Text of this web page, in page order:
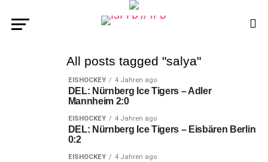
All posts tagged "salya"
EISHOCKEY 4 Jahren ago
DEL: Nürnberg Ice Tigers – Adler
Mannheim 2:0
EISHOCKEY 4 Jahren ago
DEL: Nürnberg Ice Tigers – Eisbären Berlin
0:2
EISHOCKEY 4 Jahren ago